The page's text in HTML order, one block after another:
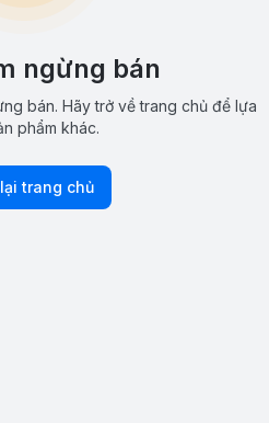
ngừng bán
bán. Hãy trở về trang chủ để lựa
phẩm khác.
trang chủ